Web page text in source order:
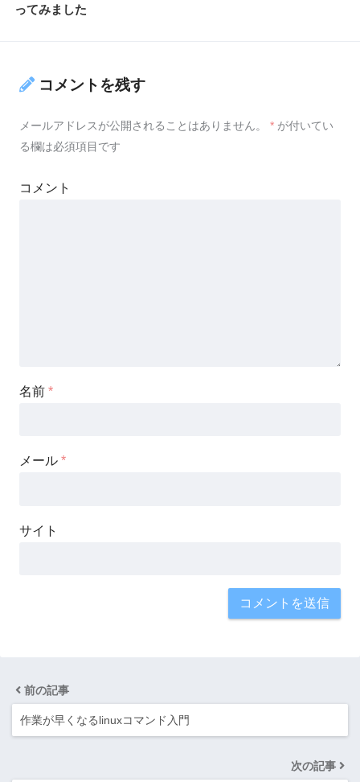
ってみました
コメントを残す
メールアドレスが公開されることはありません。 * が付いてい
る欄は必須項目です
コメント
名前 *
メール *
サイト
前の記事
作業が早くなるlinuxコマンド入門
次の記事